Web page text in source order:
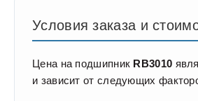
Условия заказа и
Цена на подшипник RB3010
и зависит от следующих